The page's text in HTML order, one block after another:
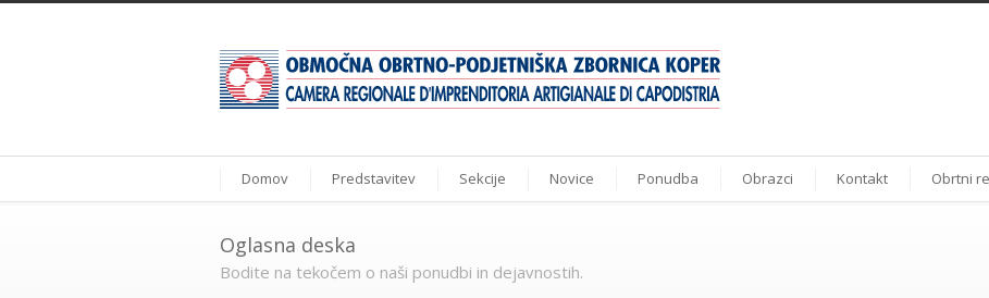
Domov Predstavitev Sekcije Novice Ponudba Obrazci Kontakt Obrtni
Oglasna deska
Bodite na tekočem o naši ponudbi in dejavnostih.